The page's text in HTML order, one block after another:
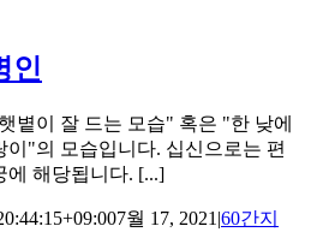
인
볕이 잘 드는 모습" 혹은 "한 낮에
"의 모습입니다. 십신으로는 편
에 해당됩니다. [...]
7월 17, 2021 |60간지